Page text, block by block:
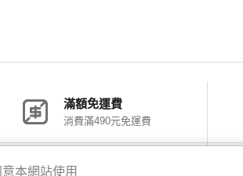
滿額免運費
消費滿490元免運費
神腦會員福利
本網站使用